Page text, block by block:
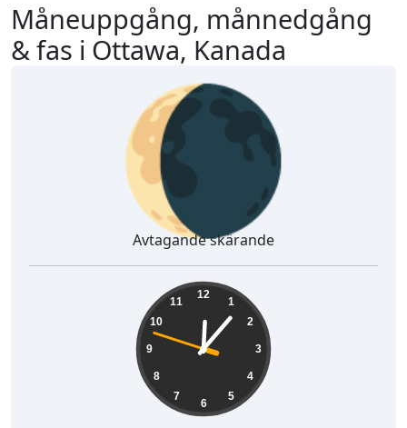
Måneuppgång, månnedgång
& fas i Ottawa, Kanada
🌘
Avtagande skärande
12
1
2
3
4
5
6
7
8
9
10
11